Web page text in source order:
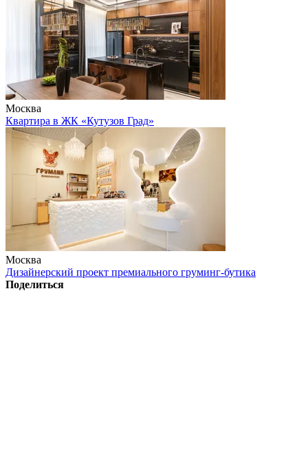
Москва
Квартира в ЖК «Кутузов Град»
Москва
Дизайнерский проект премиального груминг-бутика
Поделиться